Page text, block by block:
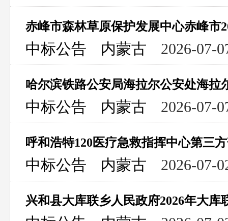
中标公告 内蒙古 2026-07-
中标公告 内蒙古 2026-07-
中标公告 内蒙古 2026-07-